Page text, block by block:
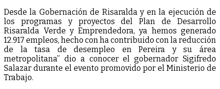
Desde la Gobernación de Risaralda y en la ejecución de
los programas y proyectos del Plan de Desarrollo
Risaralda Verde y Emprendedora, ya hemos generado
12.917 empleos, hecho con ha contribuido con la reducción
de la tasa de desempleo en Pereira y su área
metropolitana” dio a conocer el gobernador Sigifredo
Salazar durante el evento promovido por el Ministerio de
Trabajo.